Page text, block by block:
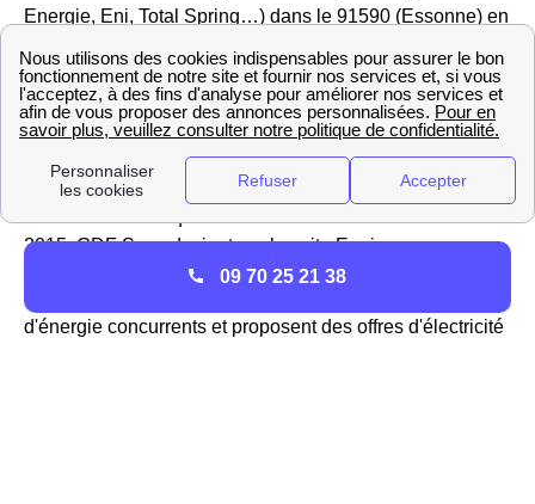
Energie, Eni, Total Spring…) dans le 91590 (Essonne) en
(désormais appelé Engie depuis 2015). Il est important de
garder à l'esprit qu'une des conditions nécessaire à la
libéralisation du marché de l'énergieen France fut la
séparation d'EDF et GDF en deux groupes distincts vers
la fin des années 1990. GDF fusionne avec la société
2015, GDF Suez devient par la suite Engie.
Désormais, EDF et Engie sont deux fournisseurs
d'énergie concurrents et proposent des offres d'électricité
09 70 25 21 38